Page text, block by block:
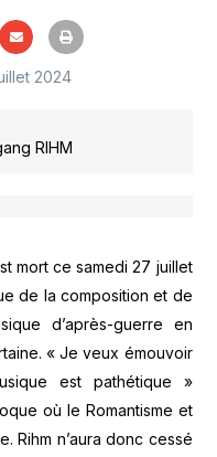
2024
RIHM
mort ce samedi 27 juillet
de la composition et de
d’après-guerre en
« Je veux émouvoir
est pathétique »
où le Romantisme et
Rihm n’aura donc cessé